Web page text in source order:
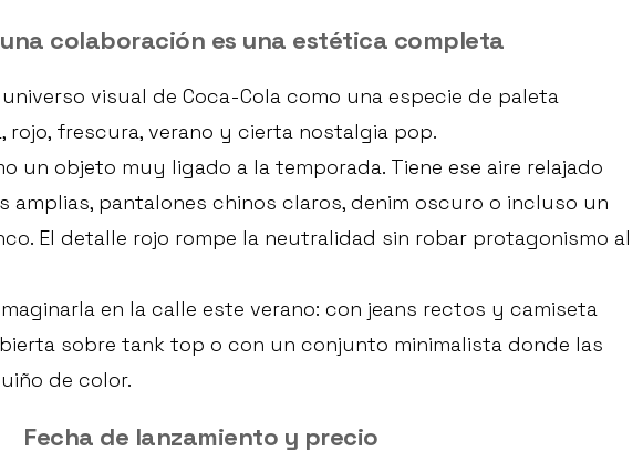
colaboración es una estética completa
visual de Coca-Cola como una especie de paleta
rojo, frescura, verano y cierta nostalgia pop.
un objeto muy ligado a la temporada. Tiene ese aire relajado
amplias, pantalones chinos claros, denim oscuro o incluso un
El detalle rojo rompe la neutralidad sin robar protagonismo al
en la calle este verano: con jeans rectos y camiseta
sobre tank top o con un conjunto minimalista donde las
de color.
Fecha de lanzamiento y precio